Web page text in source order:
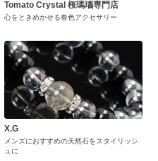
Tomato Crystal 桜瑪瑙専門店
心をときめかせる春色アクセサリー
X.G
メンズにおすすめの天然石をスタイリッシ
ュに